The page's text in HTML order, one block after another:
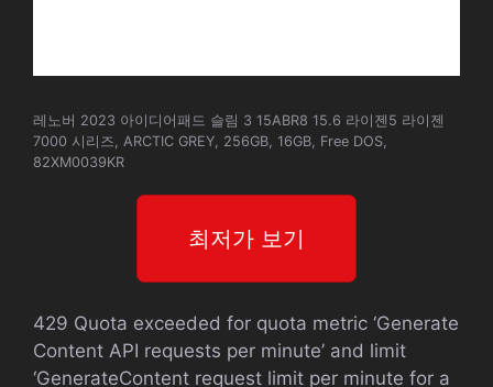
레노버 2023 아이디어패드 슬림 3 15ABR8 15.6 라이젠5 라이젠
7000 시리즈, ARCTIC GREY, 256GB, 16GB, Free DOS,
82XM0039KR
최저가 보기
429 Quota exceeded for quota metric ‘Generate
Content API requests per minute’ and limit
‘GenerateContent request limit per minute for a